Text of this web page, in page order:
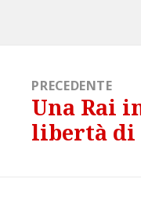
PRECEDENTE
Articolo
precedente:
Una Rai
libertà di